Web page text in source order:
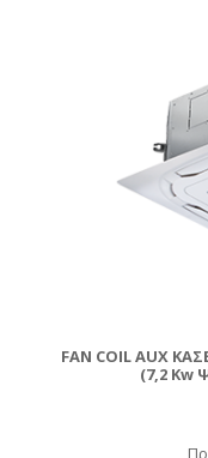
FAN COIL AUX
(7,2 Kw